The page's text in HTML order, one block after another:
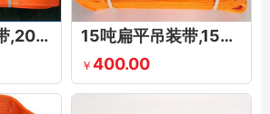
20吨扁平吊装带,20T扁平双扣吊带,扁平20吨吊装带 15吨扁平吊装带,15T加护套扁平吊带,15吨两头扣尼龙吊装带
￥ 400.00